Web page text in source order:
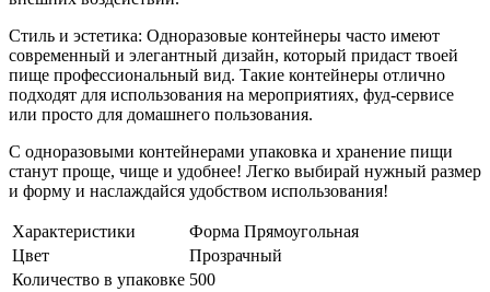
Стиль и эстетика: Одноразовые контейнеры часто имеют
современный и элегантный дизайн, который придаст твоей
пище профессиональный вид. Такие контейнеры отлично
подходят для использования на мероприятиях, фуд-сервисе
или просто для домашнего пользования.
С одноразовыми контейнерами упаковка и хранение пищи
станут проще, чище и удобнее! Легко выбирай нужный размер
и форму и наслаждайся удобством использования!
Характеристики
Форма Прямоугольная
Цвет
Прозрачный
Количество в упаковке 500